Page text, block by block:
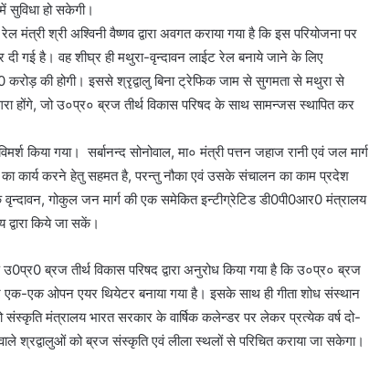
हो सकेगी।
मंत्री श्री अश्विनी वैष्णव द्वारा अवगत कराया गया है कि इस परियोजना पर
गई है। वह शीघ्र ही मथुरा-वृन्दावन लाईट रेल बनाये जाने के लिए
की होगी। इससे श्रृद्वालु बिना ट्रेफिक जाम से सुगमता से मथुरा से
जो उ०प्र० ब्रज तीर्थ विकास परिषद के साथ सामन्जस स्थापित कर
किया गया। सर्बानन्द सोनोवाल, मा० मंत्री पत्तन जहाज रानी एवं जल मार्ग
का कार्य करने हेतु सहमत है, परन्तु नौका एवं उसके संचालन का काम प्रदेश
वृन्दावन, गोकुल जन मार्ग की एक समेकित इन्टीग्रेटिड डी0पी0आर0 मंत्रालय
द्वारा किये जा सकें।
ब्रज तीर्थ विकास परिषद द्वारा अनुरोध किया गया है कि उ०प्र० ब्रज
पर एक-एक ओपन एयर थियेटर बनाया गया है। इसके साथ ही गीता शोध संस्थान
संस्कृति मंत्रालय भारत सरकार के वार्षिक कलेन्डर पर लेकर प्रत्येक वर्ष दो-
श्रद्वालुओं को ब्रज संस्कृति एवं लीला स्थलों से परिचित कराया जा सकेगा।